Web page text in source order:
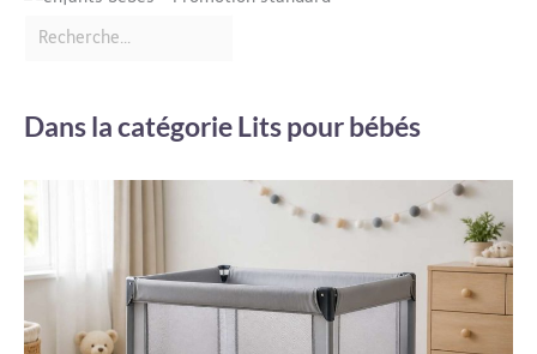
Dans la catégorie Lits pour bébés